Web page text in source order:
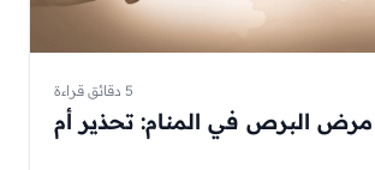
5 دقائق قراءة
البرص في المنام: تحذير أم